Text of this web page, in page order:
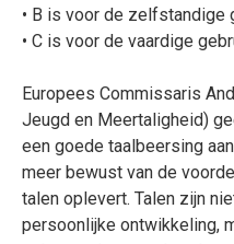
• B is voor de zelfstandige
• C is voor de vaardige
Europees Commissaris
Jeugd en Meertaligheid)
een goede taalbeersing
meer bewust van de
talen oplevert. Talen zijn
persoonlijke ontwikkeling,